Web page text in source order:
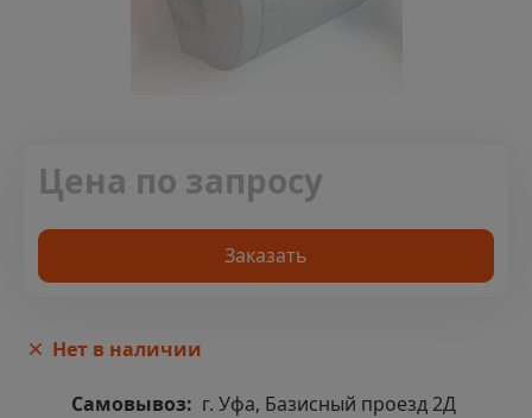
Цена по запросу
Заказать
Нет в наличии
Самовывоз: г. Уфа, Базисный проезд 2Д